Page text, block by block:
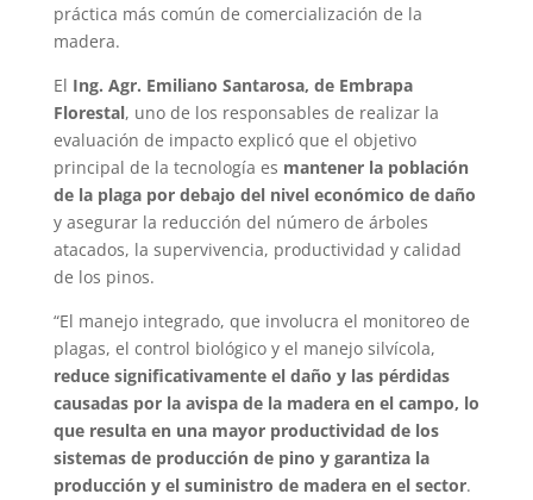
práctica más común de comercialización de la
madera.
El Ing. Agr. Emiliano Santarosa, de Embrapa
Florestal, uno de los responsables de realizar la
evaluación de impacto explicó que el objetivo
principal de la tecnología es mantener la población
de la plaga por debajo del nivel económico de daño
y asegurar la reducción del número de árboles
atacados, la supervivencia, productividad y calidad
de los pinos.
“El manejo integrado, que involucra el monitoreo de
plagas, el control biológico y el manejo silvícola,
reduce significativamente el daño y las pérdidas
causadas por la avispa de la madera en el campo, lo
que resulta en una mayor productividad de los
sistemas de producción de pino y garantiza la
producción y el suministro de madera en el sector.